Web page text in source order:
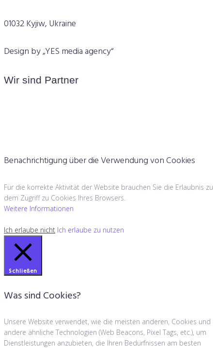
01032 Kyjiw, Ukraine
Design by „YES media agency“
Wir sind Partner
Benachrichtigung über die Verwendung von Cookies
Für die korrekte Aktivität der Website brauchen Sie die Erlaubnis zu
dem Zugriff zu Cookies Ihres Browsers.
Weitere Informationen
Ich erlaube nicht Ich erlaube zu nutzen
Schließen
Was sind Cookies?
Unsere Website verwendet, wie die meisten anderen, Cookies und
andere ähnliche Technologien (Web Beacons, Pixel Tags, etc.), um
Dienstleistungen anzubieten, die Ihren Bedürfnissen am besten